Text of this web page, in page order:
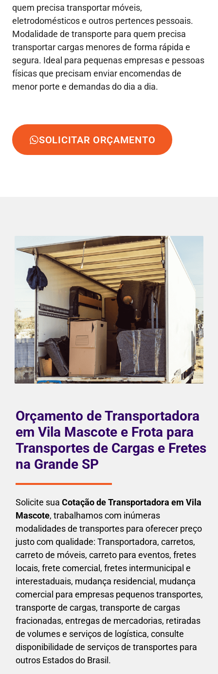
quem precisa transportar móveis,
eletrodomésticos e outros pertences pessoais.
Modalidade de transporte para quem precisa
transportar cargas menores de forma rápida e
segura. Ideal para pequenas empresas e pessoas
físicas que precisam enviar encomendas de
menor porte e demandas do dia a dia.
SOLICITAR ORÇAMENTO
Orçamento de Transportadora
em Vila Mascote e Frota para
Transportes de Cargas e Fretes
na Grande SP
Solicite sua Cotação de Transportadora em Vila
Mascote, trabalhamos com inúmeras
modalidades de transportes para oferecer preço
justo com qualidade: Transportadora, carretos,
carreto de móveis, carreto para eventos, fretes
locais, frete comercial, fretes intermunicipal e
interestaduais, mudança residencial, mudança
comercial para empresas pequenos transportes,
transporte de cargas, transporte de cargas
fracionadas, entregas de mercadorias, retiradas
de volumes e serviços de logística, consulte
disponibilidade de serviços de transportes para
outros Estados do Brasil.